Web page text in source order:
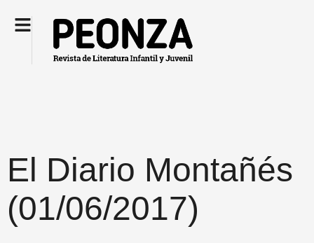
El Diario Montañés
(01/06/2017)